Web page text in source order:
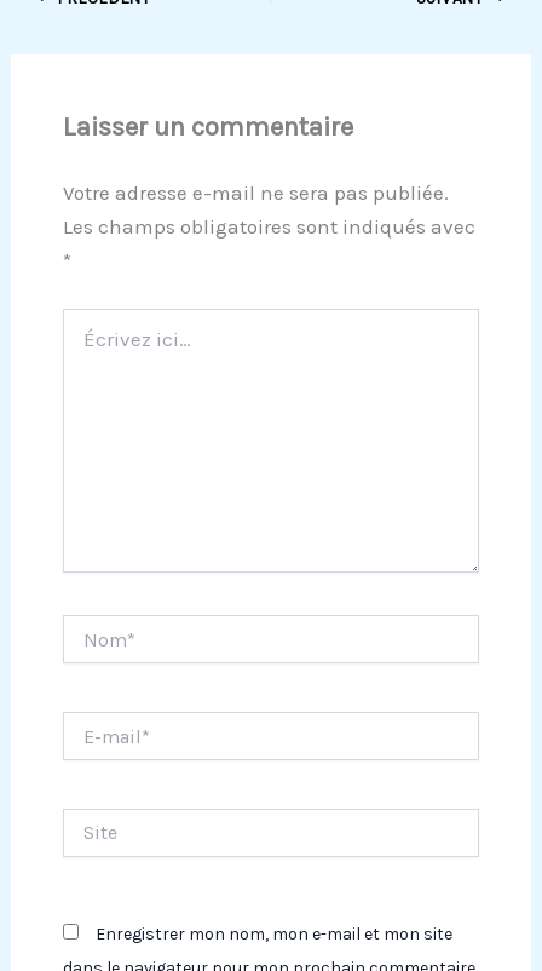
Laisser un commentaire
Votre adresse e-mail ne sera pas publiée.
Les champs obligatoires sont indiqués avec
*
ici…
mail*
Enregistrer mon nom, mon e-mail et mon site